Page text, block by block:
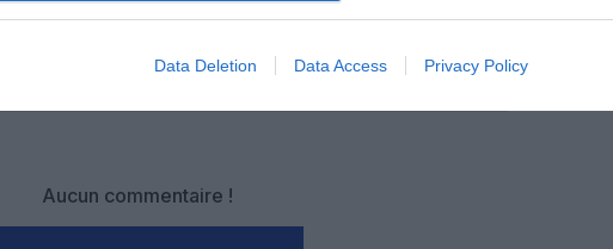
Data Deletion Data Access Privacy Policy
Aucun commentaire !